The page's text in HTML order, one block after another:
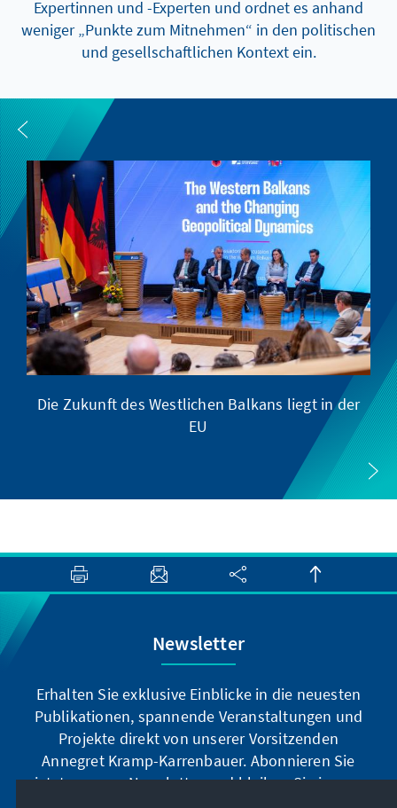
Expertinnen und -Experten und ordnet es anhand
weniger „Punkte zum Mitnehmen“ in den politischen
und gesellschaftlichen Kontext ein.
Die Zukunft des Westlichen Balkans liegt in der
EU
Newsletter
Erhalten Sie exklusive Einblicke in die neuesten
Publikationen, spannende Veranstaltungen und
Projekte direkt von unserer Vorsitzenden
Annegret Kramp-Karrenbauer. Abonnieren Sie
jetzt unseren Newsletter und bleiben Sie immer